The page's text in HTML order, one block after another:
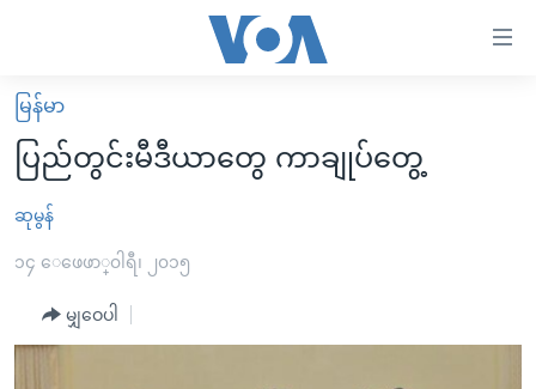
လွယ်ကူ
စေ
Link
များ
အကြောင်းအရာ
မူလစာမျက်နှာ
မြန်မာ
ကမ္ဘာ့သတင်းများ
နိုင်ငံတကာ
တရုတ်
ဗွီဒီယို
ရပ်ဝန်းတခု လမ်းတခု အလွန်
မြန်မာ
ပြည်တွင်းမီဒီယာတွေ ကာချုပ်တွေ့
ဆုမွန်
၁၄ ေဖေဖာ္၀ါရီ၊ ၂၀၁၅
မျှဝေပါ